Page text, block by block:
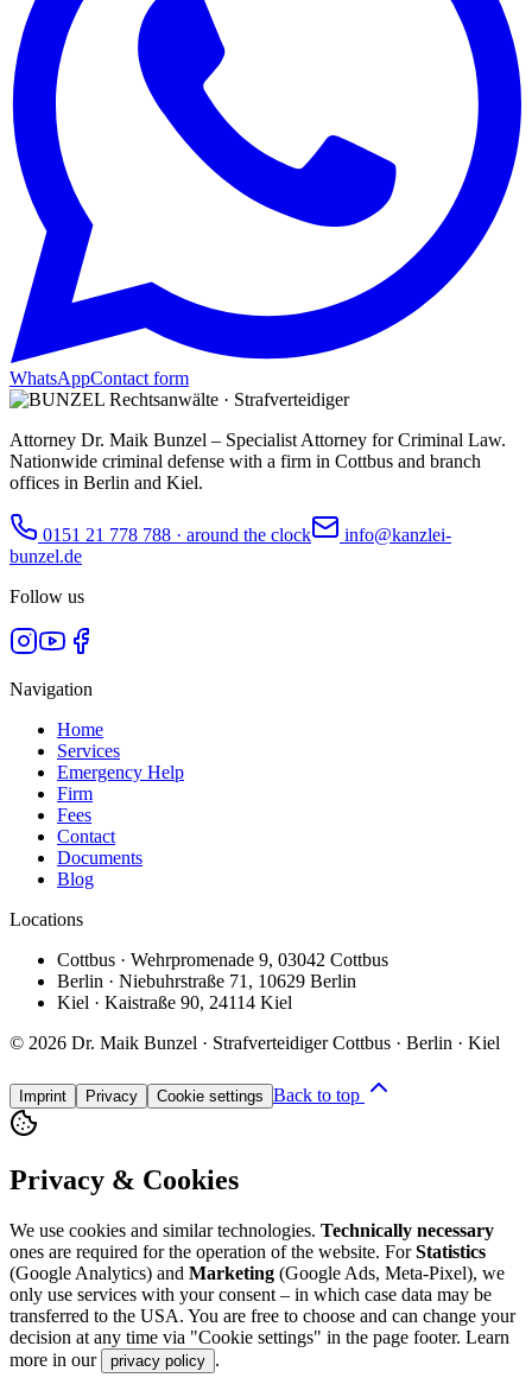
WhatsAppContact form
Attorney Dr. Maik Bunzel – Specialist Attorney for Criminal Law.
Nationwide criminal defense with a firm in Cottbus and branch
offices in Berlin and Kiel.
0151 21 778 788 · around the clock
info@kanzlei-
bunzel.de
Follow us
Navigation
Home
Services
Emergency Help
Firm
Fees
Contact
Documents
Blog
Locations
Cottbus · Wehrpromenade 9, 03042 Cottbus
Berlin · Niebuhrstraße 71 , 10629 Berlin
Kiel · Kaistraße 90, 24114 Kiel
© 2026 Dr. Maik Bunzel · Strafverteidiger Cottbus · Berlin · Kiel
Imprint Privacy Cookie settings Back to top
Privacy & Cookies
We use cookies and similar technologies. Technically necessary
ones are required for the operation of the website. ForStatistics
(Google Analytics) and Marketing (Google Ads, Meta-Pixel), we
only use services with your consent – in which case data may be
transferred to the USA. You are free to choose and can change your
decision at any time via "Cookie settings" in the page footer. Learn
more in our
privacy policy .